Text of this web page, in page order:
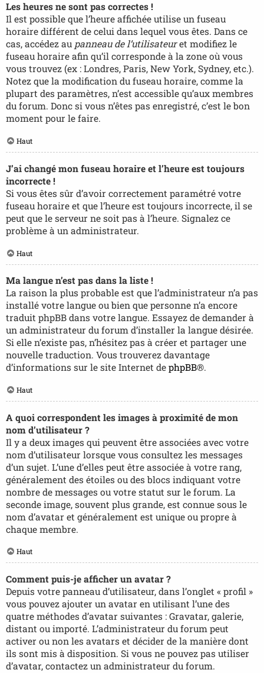
Les heures ne sont pas correctes !
Il est possible que l’heure affichée utilise un fuseau
horaire différent de celui dans lequel vous êtes. Dans ce
cas, accédez au panneau de l’utilisateuret modifiez le
fuseau horaire afin qu’il corresponde à la zone où vous
vous trouvez (ex : Londres, Paris, New York, Sydney, etc.).
Notez que la modification du fuseau horaire, comme la
plupart des paramètres, n’est accessible qu’aux membres
du forum. Donc si vous n’êtes pas enregistré, c’est le bon
moment pour le faire.
Haut
J’ai changé mon fuseau horaire et l’heure est toujours
incorrecte !
Si vous êtes sûr d’avoir correctement paramétré votre
fuseau horaire et que l’heure est toujours incorrecte, il se
peut que le serveur ne soit pas à l’heure. Signalez ce
problème à un administrateur.
Haut
Ma langue n’est pas dans la liste !
La raison la plus probable est que l’administrateur n’a pas
installé votre langue ou bien que personne n’a encore
traduit phpBB dans votre langue. Essayez de demander à
un administrateur du forum d’installer la langue désirée.
Si elle n’existe pas, n’hésitez pas à créer et partager une
nouvelle traduction. Vous trouverez davantage
d’informations sur le site Internet de phpBB®.
Haut
A quoi correspondent les images à proximité de mon
nom d’utilisateur ?
Il y a deux images qui peuvent être associées avec votre
nom d’utilisateur lorsque vous consultez les messages
d’un sujet. L’une d’elles peut être associée à votre rang,
généralement des étoiles ou des blocs indiquant votre
nombre de messages ou votre statut sur le forum. La
seconde image, souvent plus grande, est connue sous le
nom d’avatar et généralement est unique ou propre à
chaque membre.
Haut
Comment puis-je afficher un avatar ?
Depuis votre panneau d’utilisateur, dans l’onglet « profil »
vous pouvez ajouter un avatar en utilisant l’une des
quatre méthodes d’avatar suivantes : Gravatar, galerie,
distant ou importé. L’administrateur du forum peut
activer ou non les avatars et décider de la manière dont
ils sont mis à disposition. Si vous ne pouvez pas utiliser
d’avatar, contactez un administrateur du forum.